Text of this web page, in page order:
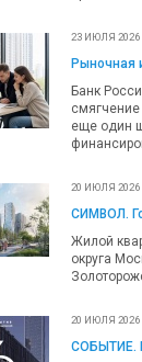
23 ИЮЛЯ 2026
Рыночная
Банк
еще один
20 ИЮЛЯ 2026
СИМВОЛ.
Жилой
округа
20 ИЮЛЯ 2026
СОБЫТИЕ.